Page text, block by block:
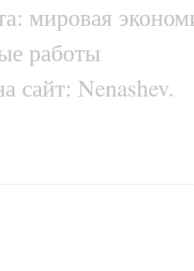
мировая
работы
сайт: Nenashev.